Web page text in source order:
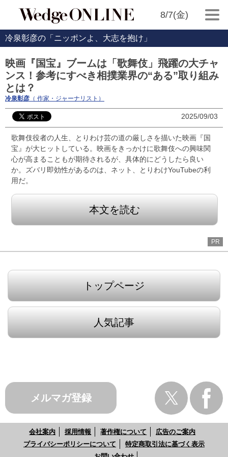
8/7(金)
冷泉彰彦の「ニッポンよ、大志を抱け」
映画『国宝』ブームは「歌舞伎」飛躍の大チャ
ンス！参考にすべき相撲業界の“ある”取り組み
とは？
冷泉彰彦 （ 作家・ジャーナリスト）
2025/09/03
歌舞伎役者の人生、とりわけ芸の道の厳しさを描いた映画『国
宝』が大ヒットしている。映画をきっかけに歌舞伎への興味関
心が高まることもが期待されるが、具体的にどうしたら良い
か。ズバリ即効性があるのは、ネット、とりわけYouTubeの利
用だ。
本文を読む
PR
トップページ
人気記事
メルマガ登録
会社案内 採用情報 著作権について
広告のご案内
プライバシーポリシーについて
特定商取引法に基づく表示